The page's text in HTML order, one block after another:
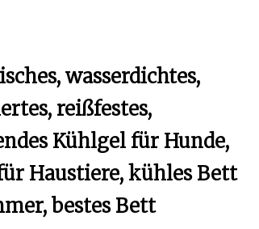
wasserdichtes,
reißfestes,
Kühlgel für Hunde,
Haustiere, kühles Bett
bestes Bett